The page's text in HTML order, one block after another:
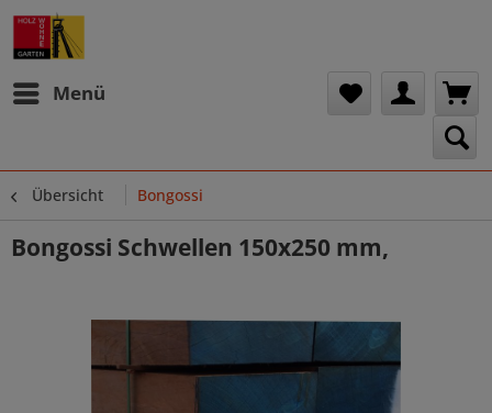
Menü
Übersicht Bongossi
Bongossi Schwellen 150x250 mm,